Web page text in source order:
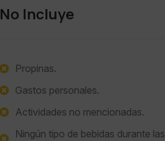
No Incluye
Propinas.
Gastos personales.
Actividades no mencionadas.
Ningún tipo de bebidas durante las